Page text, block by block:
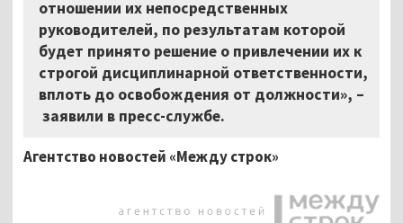
отношении их непосредственных
руководителей, по результатам которой
будет принято решение о привлечении их к
строгой дисциплинарной ответственности,
вплоть до освобождения от должности», –
заявили в пресс-службе.
Агентство новостей «Между строк»